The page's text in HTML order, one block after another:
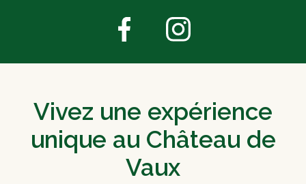
Vivez une expérience
unique au Château de
Vaux